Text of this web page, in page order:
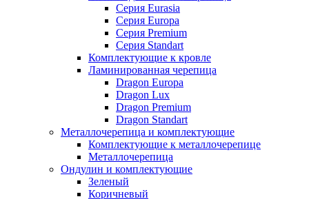
Серия Eurasia
Серия Europa
Серия Premium
Серия Standart
Комплектующие к кровле
Ламинированная черепица
Dragon Europa
Dragon Lux
Dragon Premium
Dragon Standart
Металлочерепица и комплектующие
Комплектующие к металлочерепице
Металлочерепица
Ондулин и комплектующие
Зеленый
Коричневый